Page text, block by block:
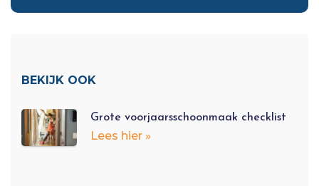
BEKIJK OOK
Grote voorjaarsschoonmaak checklist
Lees hier »